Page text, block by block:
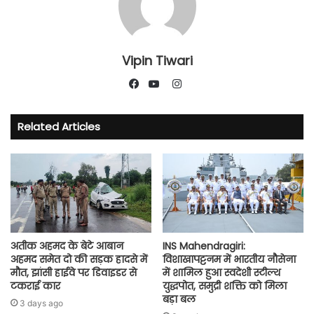
Vipin Tiwari
Instagram
Related Articles
अतीक अहमद के बेटे आबान
अहमद समेत दो की सड़क हादसे में
मौत, झांसी हाईवे पर डिवाइडर से
टकराई कार
3 days ago
INS Mahendragiri:
विशाखापट्टनम में भारतीय नौसेना
में शामिल हुआ स्वदेशी स्टील्थ
युद्धपोत, समुद्री शक्ति को मिला
बड़ा बल